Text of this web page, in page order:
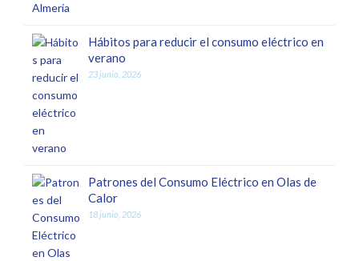
Hábitos para reducir el consumo eléctrico en
verano
23 junio, 2026
Patrones del Consumo Eléctrico en Olas de
Calor
18 junio, 2026